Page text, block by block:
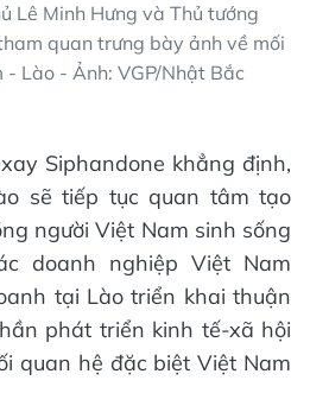
Lê Minh Hưng và Thủ tướng
quan trưng bày ảnh về mối
Lào - Ảnh: VGP/Nhật Bắc
Siphandone khẳng định,
sẽ tiếp tục quan tâm tạo
người Việt Nam sinh sống
doanh nghiệp Việt Nam
tại Lào triển khai thuận
phát triển kinh tế-xã hội
quan hệ đặc biệt Việt Nam